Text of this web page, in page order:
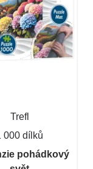
Trefl
000 dílků
pohádkový